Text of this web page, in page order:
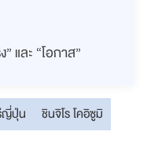
และ “โอกาส”
ญี่ปุ่น
ชินจิโร โคอิซูมิ